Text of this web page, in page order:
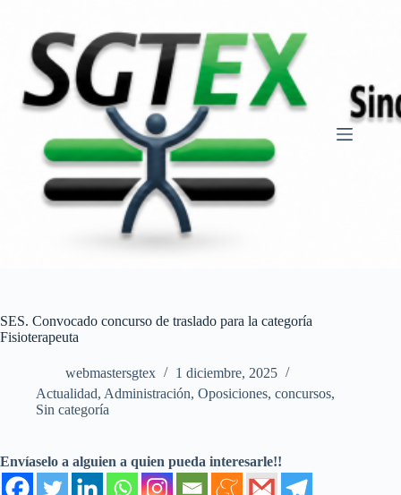
contenido
SES. Convocado concurso de traslado para la categoría
Fisioterapeuta
webmastersgtex
1 diciembre, 2025
Actualidad, Administración, Oposiciones, concursos,
Sin categoría
Envíaselo a alguien a quien pueda interesarle!!